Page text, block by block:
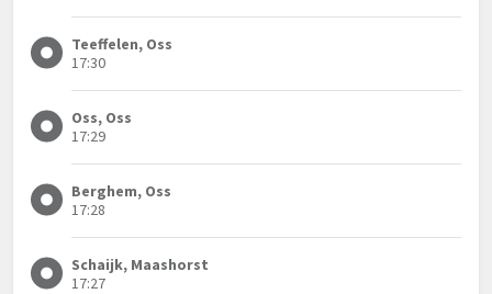
Teeffelen, Oss
17:30
Oss, Oss
17:29
Berghem, Oss
17:28
Schaijk, Maashorst
17:27